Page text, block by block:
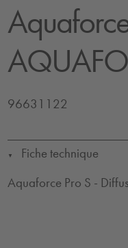
96631122
▼
Fiche technique
Aquaforce Pro S -